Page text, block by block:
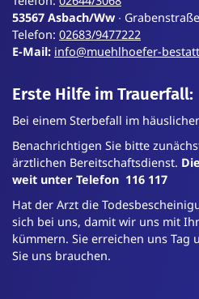
53567 Asbach/Ww ∙
Telefon: 02683/9477222
E-Mail: info@muehlhoefer-
Erste Hilfe im Trauerfall:
Bei einem Sterbefall im
Benachrichtigen Sie bitte
ärztlichen Bereit­schafts­dienst.
weit unter Telefon 116 117
Hat der Arzt die
sich bei uns, damit wir uns mit
kümmern. Sie erreichen uns Tag
Sie uns brauchen.